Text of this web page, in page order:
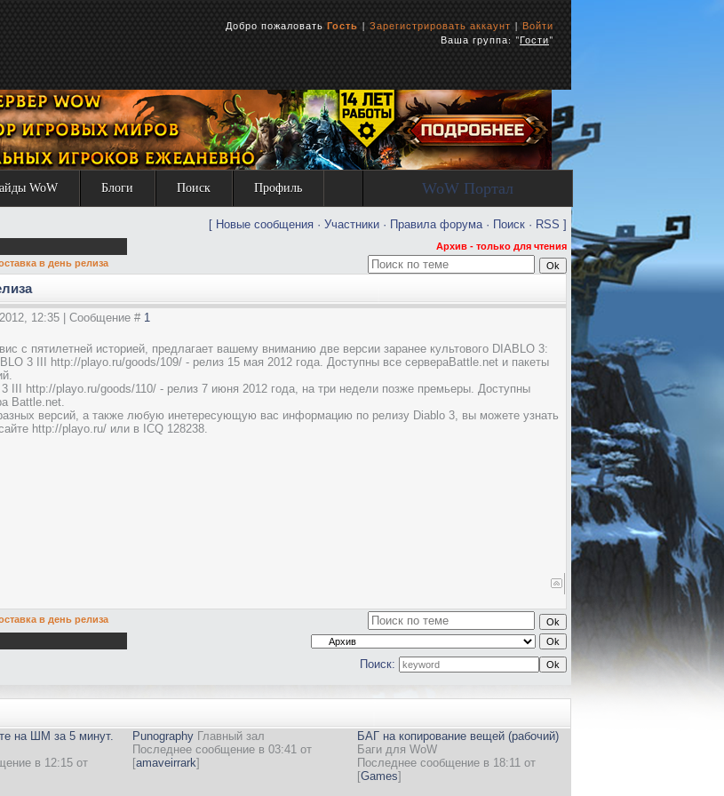
Добро пожаловать Гость | Зарегистрировать аккаунт | Войти
Ваша группа: "Гости"
WoW Блоги Поиск Профиль WoW Портал
[ Новые сообщения · Участники · Правила форума· Поиск · RSS ]
Архив - только для чтения
в день релиза
12:35 | Сообщение # 1
с пятилетней историей, предлагает вашему вниманию две версии заранее культового DIABLO 3:
3 III http://playo.ru/goods/109/ - релиз 15 мая 2012 года. Доступны все сервераBattle.net и пакеты
III http://playo.ru/goods/110/ - релиз 7 июня 2012 года, на три недели позже премьеры. Доступны
Battle.net.
версий, а также любую инетересующую вас информацию по релизу Diablo 3, вы можете узнать
http://playo.ru/ или в ICQ 128238.
в день релиза
Поиск:
на ШМ за 5 минут.
в 12:15 от
Punography Главный зал
Последнее сообщение в 03:41 от
[amaveirrark]
БАГ на копирование вещей (рабочий)
Баги для WoW
Последнее сообщение в 18:11 от
[Games]